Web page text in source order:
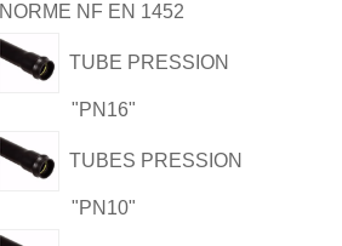
NORME NF EN 1452
TUBE PRESSION
"PN16"
TUBES PRESSION
"PN10"